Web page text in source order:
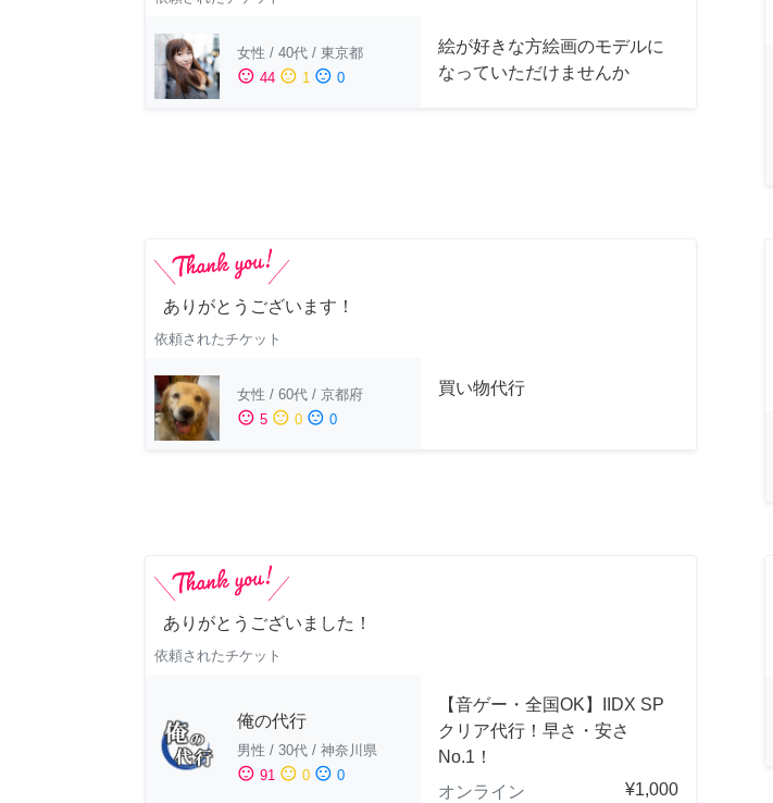
女性 / 40代 / 東京都
sentiment_satisfied 44 sentiment_neutral 1 sentiment_dissatisfied 0
絵が好きな方絵画のモデルに
なっていただけませんか
ありがとうございます！
依頼されたチケット
女性 / 60代 / 京都府
sentiment_satisfied 5 sentiment_neutral 0 sentiment_dissatisfied 0
買い物代行
ありがとうございました！
依頼されたチケット
俺の代行
男性 / 30代 / 神奈川県
sentiment_satisfied 91 sentiment_neutral 0 sentiment_dissatisfied 0
【音ゲー・全国OK】IIDX SP
クリア代行！早さ・安さ
No.1！
オンライン
¥1,000